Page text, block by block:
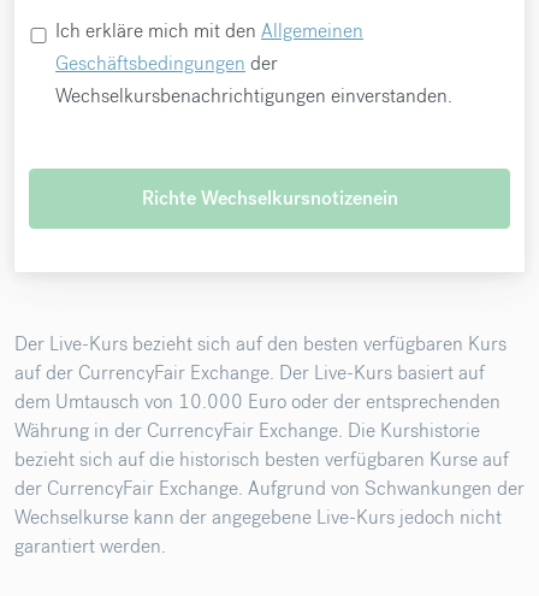
Ich erkläre mich mit denAllgemeinen
Geschäftsbedingungen der
Wechselkursbenachrichtigungen einverstanden.
Richte Wechselkursnotizenein
Der Live-Kurs bezieht sich auf den besten verfügbaren Kurs
auf der CurrencyFair Exchange. Der Live-Kurs basiert auf
dem Umtausch von 10.000 Euro oder der entsprechenden
Währung in der CurrencyFair Exchange. Die Kurshistorie
bezieht sich auf die historisch besten verfügbaren Kurse auf
der CurrencyFair Exchange. Aufgrund von Schwankungen der
Wechselkurse kann der angegebene Live-Kurs jedoch nicht
garantiert werden.